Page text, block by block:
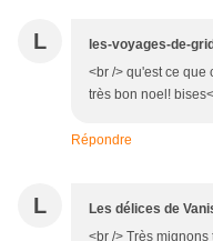
L les-voyages-de-
<br /> qu'est ce que
très bon noel!
Répondre
L Les délices de
<br /> Très